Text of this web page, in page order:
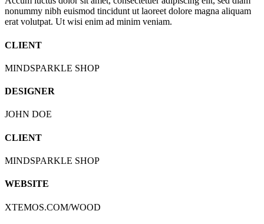
nonummy nibh euismod tincidunt ut laoreet dolore magna aliquam
erat volutpat. Ut wisi enim ad minim veniam.
CLIENT
MINDSPARKLE SHOP
DESIGNER
JOHN DOE
CLIENT
MINDSPARKLE SHOP
WEBSITE
XTEMOS.COM/WOOD